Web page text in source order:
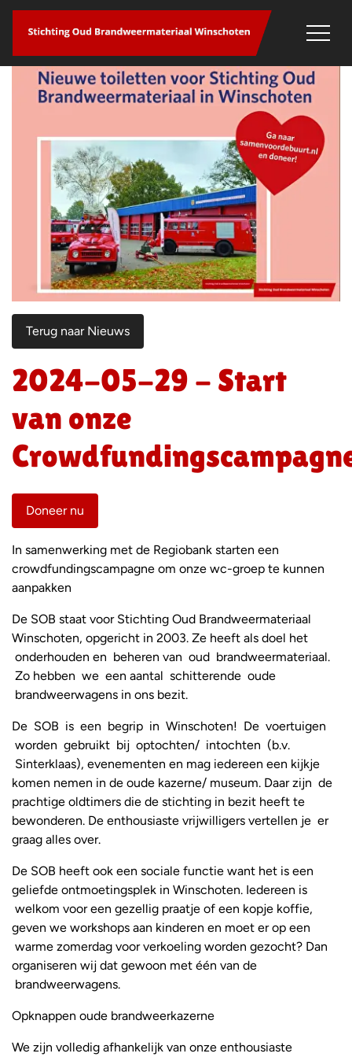
overslaan
Terug naar Nieuws
2024-05-29 - Start
van onze
Doneer nu
In samenwerking met de Regiobank starten een
crowdfundingscampagne om onze wc-groep te kunnen
aanpakken
De SOB staat voor Stichting Oud Brandweermateriaal
Winschoten, opgericht in 2003. Ze heeft als doel het
onderhouden en beheren van oud brandweermateriaal.
Zo hebben we een aantal schitterende oude
brandweerwagens in ons bezit.
De SOB is een begrip in Winschoten! De voertuigen
worden gebruikt bij optochten/ intochten (b.v.
Sinterklaas), evenementen en mag iedereen een kijkje
komen nemen in de oude kazerne/ museum. Daar zijn de
prachtige oldtimers die de stichting in bezit heeft te
bewonderen. De enthousiaste vrijwilligers vertellen je er
graag alles over.
De SOB heeft ook een sociale functie want het is een
geliefde ontmoetingsplek in Winschoten. Iedereen is
welkom voor een gezellig praatje of een kopje koffie,
geven we workshops aan kinderen en moet er op een
warme zomerdag voor verkoeling worden gezocht? Dan
organiseren wij dat gewoon met één van de
brandweerwagens.
Opknappen oude brandweerkazerne
We zijn volledig afhankelijk van onze enthousiaste